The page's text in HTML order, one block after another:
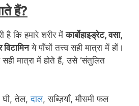
हैं?
है कि हमारे शरीर मेंकार्बोहाइड्रेट, वसा,
ये पाँचों तत्त्व सही मात्रा में हों।
मात्रा में होते हैं, उसे ‘संतुलित
घी, तेल,दाल, सब्ज़ियाँ, मौसमी फल